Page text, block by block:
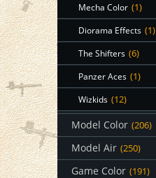
Mecha Color (1)
Diorama Effects (1)
The Shifters (6)
Panzer Aces (1)
Wizkids (12)
Model Color (206)
Model Air (250)
Game Color (191)